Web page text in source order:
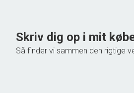
Skriv dig op i mit
Så finder vi sammen den rigtige